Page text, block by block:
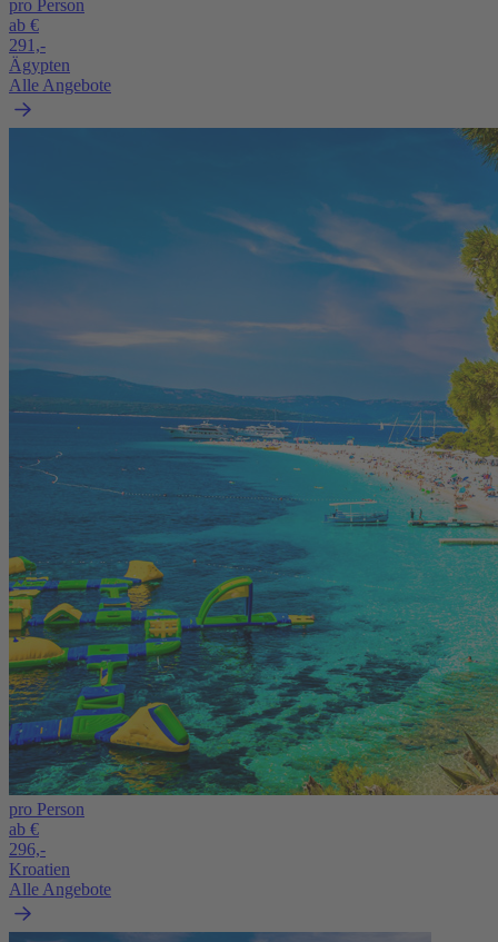
pro Person
ab €
291,-
Ägypten
Alle Angebote
pro Person
ab €
296,-
Kroatien
Alle Angebote